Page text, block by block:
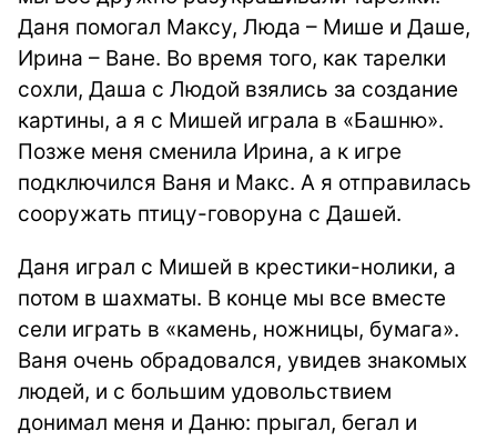
Даня помогал Максу, Люда – Мише и Даше,
Ирина – Ване. Во время того, как тарелки
сохли, Даша с Людой взялись за создание
картины, а я с Мишей играла в «Башню».
Позже меня сменила Ирина, а к игре
подключился Ваня и Макс. А я отправилась
сооружать птицу-говоруна с Дашей.
Даня играл с Мишей в крестики-нолики, а
потом в шахматы. В конце мы все вместе
сели играть в «камень, ножницы, бумага».
Ваня очень обрадовался, увидев знакомых
людей, и с большим удовольствием
донимал меня и Даню: прыгал, бегал и